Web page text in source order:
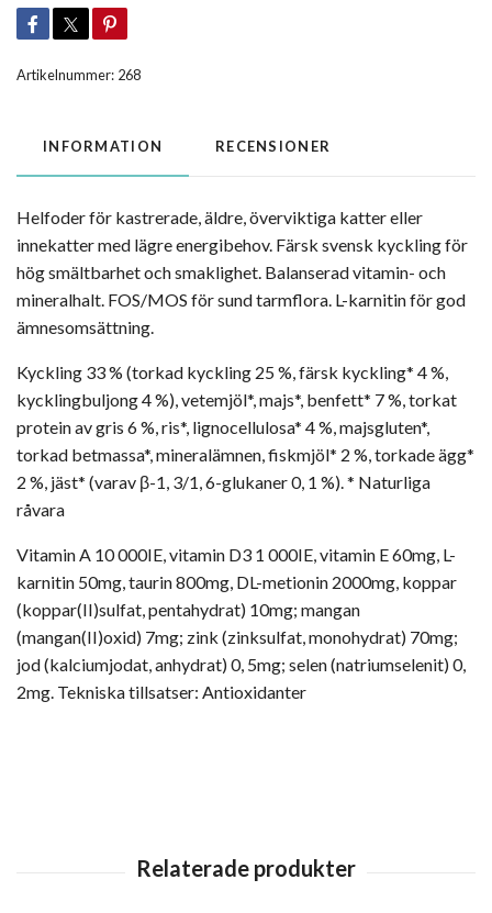
Artikelnummer: 268
INFORMATION RECENSIONER
Helfoder för kastrerade, äldre, överviktiga katter eller
innekatter med lägre energibehov. Färsk svensk kyckling för
hög smältbarhet och smaklighet. Balanserad vitamin- och
mineralhalt. FOS/MOS för sund tarmflora. L-karnitin för god
ämnesomsättning.
Kyckling 33 % (torkad kyckling 25 %, färsk kyckling* 4 %,
kycklingbuljong 4 %), vetemjöl*, majs*, benfett* 7 %, torkat
protein av gris 6 %, ris*, lignocellulosa* 4 %, majsgluten*,
torkad betmassa*, mineralämnen, fiskmjöl* 2 %, torkade ägg*
2 %, jäst* (varav β-1, 3/1, 6-glukaner 0, 1 %). * Naturliga
råvara
Vitamin A 10 000IE, vitamin D3 1 000IE, vitamin E 60mg, L-
karnitin 50mg, taurin 800mg, DL-metionin 2000mg, koppar
(koppar(II)sulfat, pentahydrat) 10mg; mangan
(mangan(II)oxid) 7mg; zink (zinksulfat, monohydrat) 70mg;
jod (kalciumjodat, anhydrat) 0, 5mg; selen (natriumselenit) 0,
2mg. Tekniska tillsatser: Antioxidanter